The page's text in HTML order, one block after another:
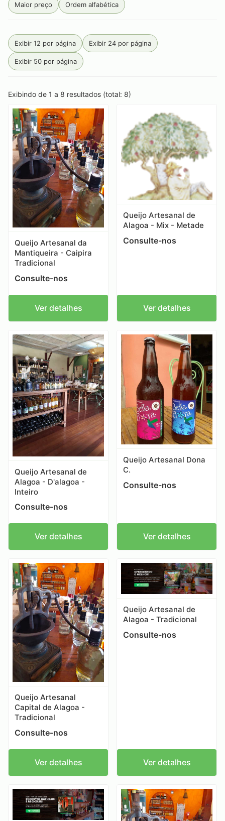
Maior preço Ordem alfabética
Exibir 12 por página Exibir 24 por página
Exibir 50 por página
Exibindo de 1 a 8 resultados (total: 8)
Queijo Artesanal da
Mantiqueira - Caipira
Tradicional
Consulte-nos
Ver detalhes
Queijo Artesanal de
Alagoa - Mix - Metade
Consulte-nos
Ver detalhes
Queijo Artesanal de
Alagoa - D'alagoa -
Inteiro
Consulte-nos
Ver detalhes
Queijo Artesanal Dona
C.
Consulte-nos
Ver detalhes
Queijo Artesanal
Capital de Alagoa -
Tradicional
Consulte-nos
Ver detalhes
Queijo Artesanal de
Alagoa - Tradicional
Consulte-nos
Ver detalhes